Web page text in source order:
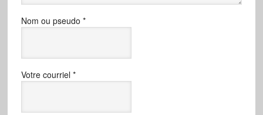
Nom ou pseudo *
Votre courriel *